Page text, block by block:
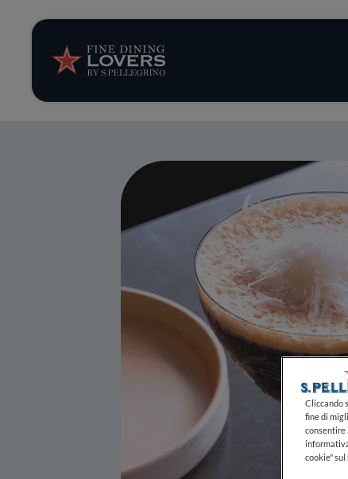
Storie e
Ricette
Trucchi e
Serie
Cliccando
fine di
consentire
cookie" sul